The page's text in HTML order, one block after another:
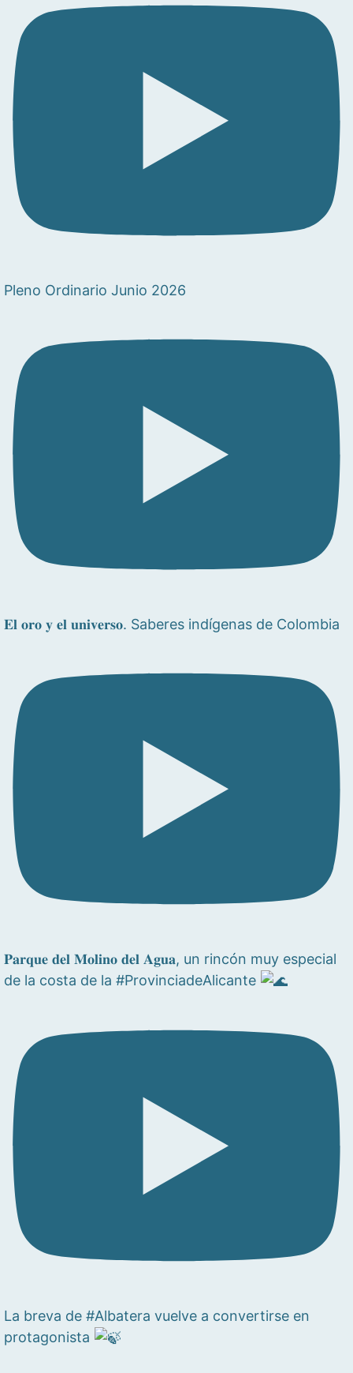
Pleno Ordinario Junio 2026
𝐄𝐥 𝐨𝐫𝐨 𝐲 𝐞𝐥 𝐮𝐧𝐢𝐯𝐞𝐫𝐬𝐨. Saberes indígenas de Colombia
𝐏𝐚𝐫𝐪𝐮𝐞 𝐝𝐞𝐥 𝐌𝐨𝐥𝐢𝐧𝐨 𝐝𝐞𝐥 𝐀𝐠𝐮𝐚, un rincón muy especial
de la costa de la #ProvinciadeAlicante
La breva de #Albatera vuelve a convertirse en
protagonista